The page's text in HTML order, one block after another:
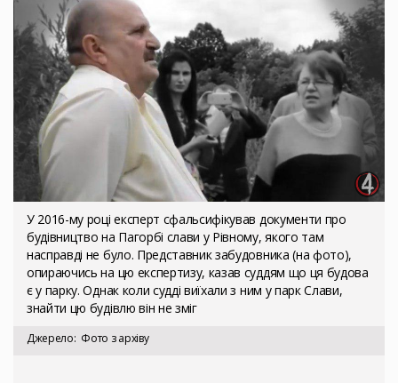
У 2016-му році експерт сфальсифікував документи про
будівництво на Пагорбі слави у Рівному, якого там
насправді не було. Представник забудовника (на фото),
опираючись на цю експертизу, казав суддям що ця будова
є у парку. Однак коли судді виїхали з ним у парк Слави,
знайти цю будівлю він не зміг
Джерело Фото з архіву